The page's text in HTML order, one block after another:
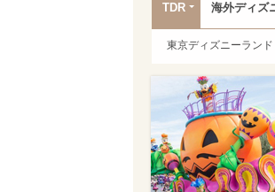
TDR 海外ディズ
東京ディズニーランド